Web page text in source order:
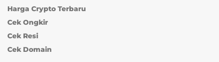
Harga Crypto Terbaru
Cek Ongkir
Cek Resi
Cek Domain